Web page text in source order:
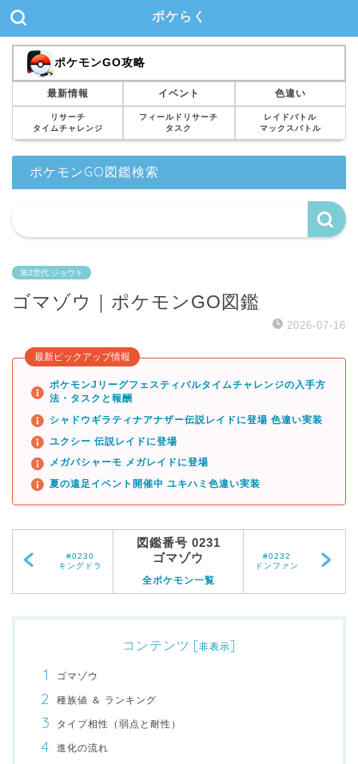
ポケらく
ポケモンGO攻略
最新情報 イベント 色違い
リサーチ
タイムチャレンジ
フィールドリサーチ
タスク
レイドバトル
マックスバトル
ポケモンGO図鑑検索
第2世代 ジョウト
ゴマゾウ｜ポケモンGO図鑑
2026-07-16
最新ピックアップ情報
ポケモンJリーグフェスティバルタイムチャレンジの入手方
法・タスクと報酬
シャドウギラティナアナザー伝説レイドに登場 色違い実装
ユクシー 伝説レイドに登場
メガバシャーモ メガレイドに登場
夏の遠足イベント開催中 ユキハミ色違い実装
#0230
キングドラ
図鑑番号 0231
ゴマゾウ
全ポケモン一覧
#0232
ドンファン
コンテンツ [非表示]
ゴマゾウ
種族値 ＆ ランキング
タイプ相性（弱点と耐性）
進化の流れ